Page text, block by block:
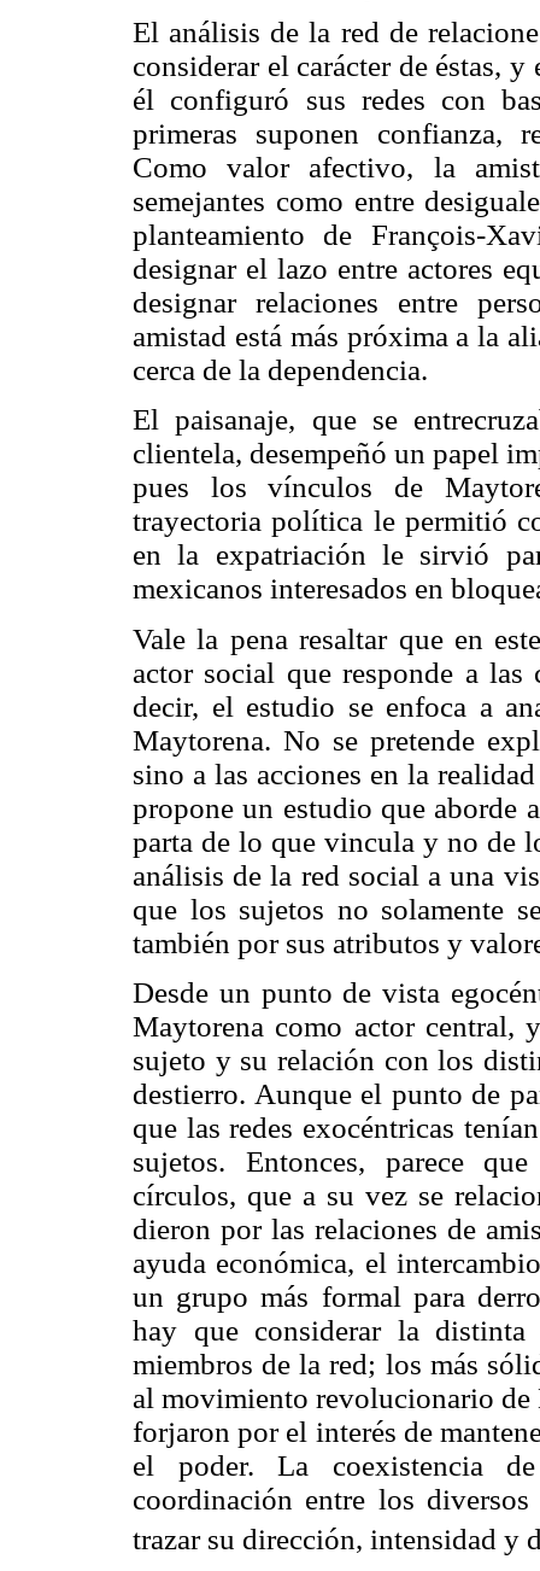
El análisis de la red de
considerar el carácter de éstas,
él configuró sus redes con
primeras suponen confianza,
Como valor afectivo, la
semejantes como entre
planteamiento de François-
designar el lazo entre actores
designar relaciones entre
amistad está más próxima a la
cerca de la dependencia.
El paisanaje, que se
clientela, desempeñó un papel
pues los vínculos de
trayectoria política le permitió
en la expatriación le sirvió
mexicanos interesados en
Vale la pena resaltar que en
actor social que responde a
decir, el estudio se enfoca a
Maytorena. No se pretende
sino a las acciones en la
propone un estudio que aborde
parta de lo que vincula y no de
análisis de la red social a una
que los sujetos no solamente
también por sus atributos y
Desde un punto de vista
Maytorena como actor central,
sujeto y su relación con los
destierro. Aunque el punto de
que las redes exocéntricas
sujetos. Entonces, parece
círculos, que a su vez se
dieron por las relaciones de
ayuda económica, el
un grupo más formal para
hay que considerar la
miembros de la red; los más
al movimiento revolucionario de
forjaron por el interés de
el poder. La coexistencia
coordinación entre los
trazar su dirección, intensidad y